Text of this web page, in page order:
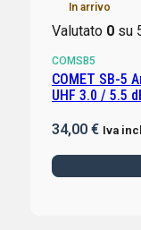
In arrivo
Valutato 0su
COMSB5
COMET SB-5 Antenna Bibanda Veicolare Abbattibile VHF
UHF 3.0 / 5.5
34,00 € Iva